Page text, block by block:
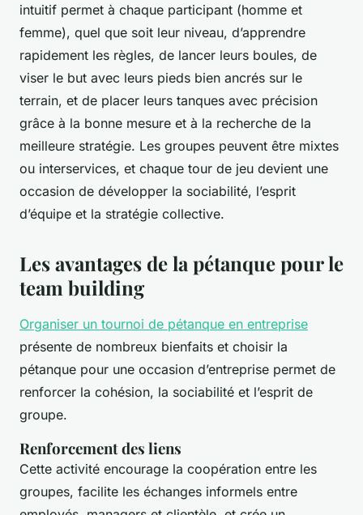
intuitif permet à chaque participant (homme et
femme), quel que soit leur niveau, d’apprendre
rapidement les règles, de lancer leurs boules, de
viser le but avec leurs pieds bien ancrés sur le
terrain, et de placer leurs tanques avec précision
grâce à la bonne mesure et à la recherche de la
meilleure stratégie. Les groupes peuvent être mixtes
ou interservices, et chaque tour de jeu devient une
occasion de développer la sociabilité, l’esprit
d’équipe et la stratégie collective.
Les avantages de la pétanque pour le
team building
Organiser un tournoi de pétanque en entreprise
présente de nombreux bienfaits et choisir la
pétanque pour une occasion d’entreprise permet de
renforcer la cohésion, la sociabilité et l’esprit de
groupe.
Renforcement des liens
Cette activité encourage la coopération entre les
groupes, facilite les échanges informels entre